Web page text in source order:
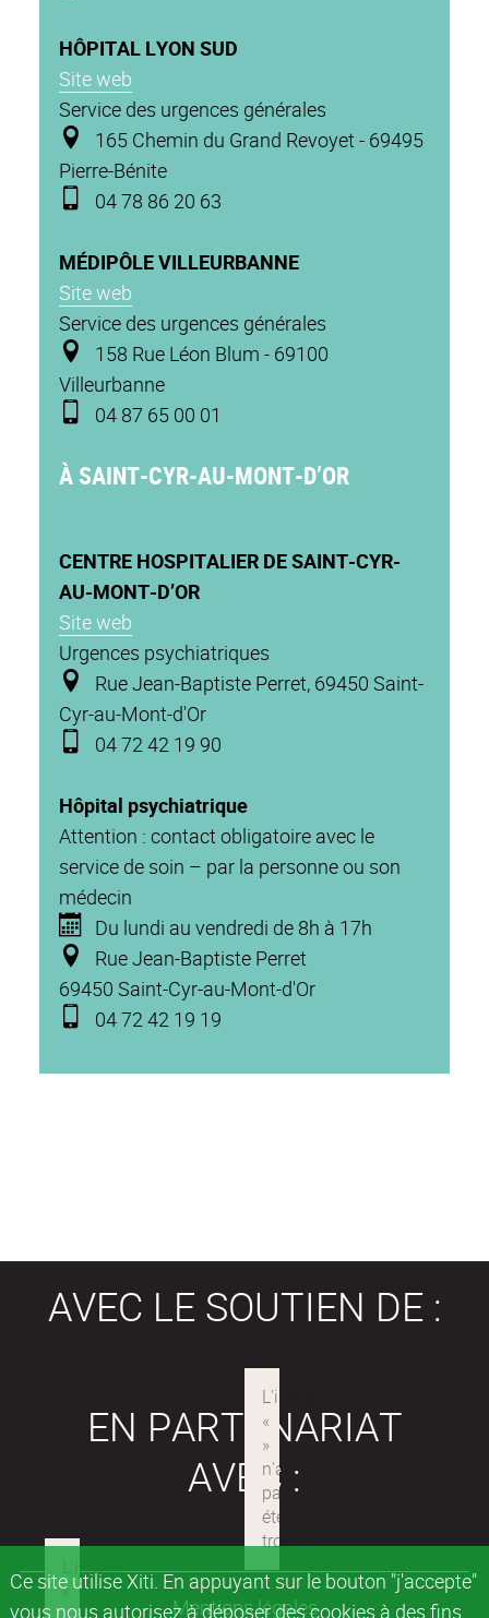
Ce site utilise Xiti. En appuyant sur le bouton "j'accepte"
vous nous autorisez à déposer des cookies à des fins
HÔPITAL LYON SUD
Site web
Service des urgences générales
165 Chemin du Grand Revoyet - 69495
Pierre-Bénite
04 78 86 20 63
MÉDIPÔLE VILLEURBANNE
Site web
Service des urgences générales
158 Rue Léon Blum - 69100
Villeurbanne
04 87 65 00 01
À SAINT-CYR-AU-MONT-D’OR
CENTRE HOSPITALIER DE SAINT-CYR-
AU-MONT-D’OR
Site web
Urgences psychiatriques
Rue Jean-Baptiste Perret, 69450 Saint-
Cyr-au-Mont-d'Or
04 72 42 19 90
Hôpital psychiatrique
Attention : contact obligatoire avec le
service de soin – par la personne ou son
médecin
Du lundi au vendredi de 8h à 17h
Rue Jean-Baptiste Perret
69450 Saint-Cyr-au-Mont-d'Or
04 72 42 19 19
AVEC LE SOUTIEN DE :
EN PARTENARIAT
AVEC :
Mentions légales